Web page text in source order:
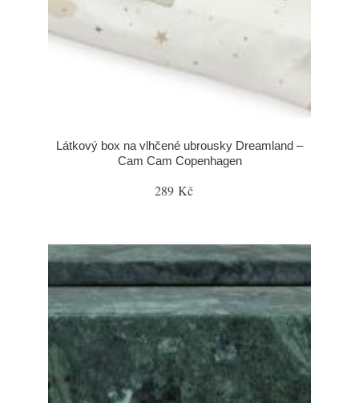
Látkový box na vlhčené ubrousky Dreamland –
Cam Cam Copenhagen
289 Kč